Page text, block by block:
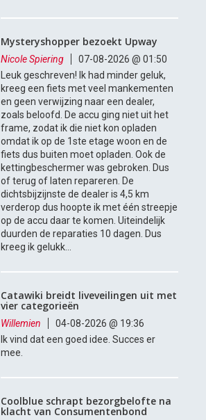
Mysteryshopper bezoekt Upway
Nicole Spiering
07-08-2026 @ 01:50
Leuk geschreven! Ik had minder geluk,
kreeg een fiets met veel mankementen
en geen verwijzing naar een dealer,
zoals beloofd. De accu ging niet uit het
frame, zodat ik die niet kon opladen
omdat ik op de 1ste etage woon en de
fiets dus buiten moet opladen. Ook de
kettingbeschermer was gebroken. Dus
of terug of laten repareren. De
dichtsbijzijnste de dealer is 4,5 km
verderop dus hoopte ik met één streepje
op de accu daar te komen. Uiteindelijk
duurden de reparaties 10 dagen. Dus
kreeg ik gelukk...
Catawiki breidt liveveilingen uit met
vier categorieën
Willemien
04-08-2026 @ 19:36
Ik vind dat een goed idee. Succes er
mee.
Coolblue schrapt bezorgbelofte na
klacht van Consumentenbond